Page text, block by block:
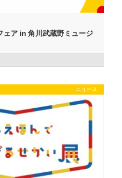
ェア in 角川武蔵野ミュージ
ニュース